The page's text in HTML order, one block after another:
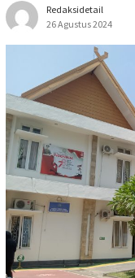
Redaksidetail
26 Agustus 2024